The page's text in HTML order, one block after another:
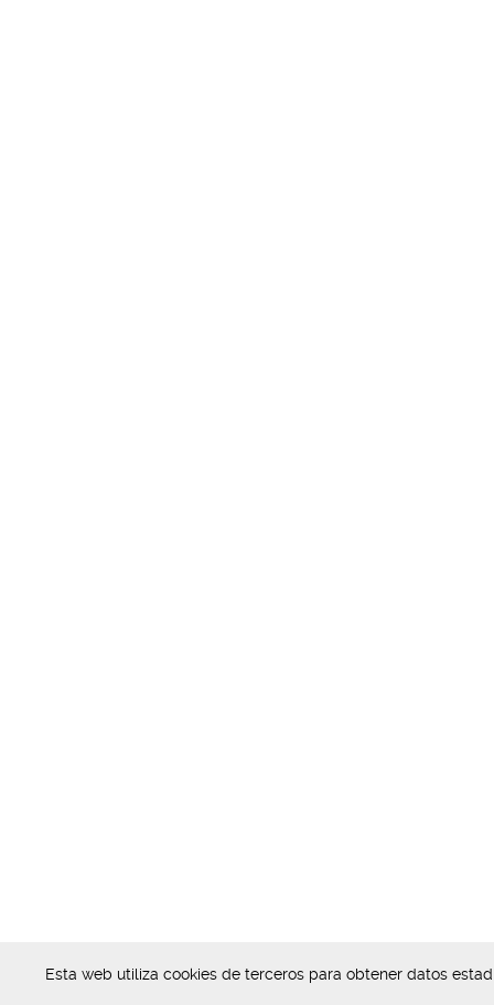
Esta web utiliza cookies de terceros para obtener datos